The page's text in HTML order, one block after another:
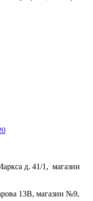
д. 41/1, магазин
13В, магазин №9,